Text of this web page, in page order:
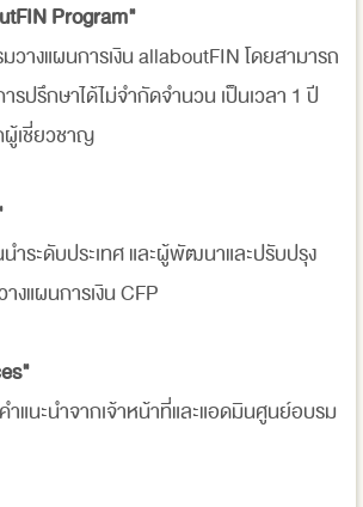
Program"
วางแผนการเงิน allaboutFIN โดยสามารถ
รปรึกษาได้ไม่จำกัดจำนวน เป็นเวลา 1 ปี
เชี่ยวชาญ
ระดับประเทศ และผู้พัฒนาและปรับปรุง
งแผนการเงิน CFP
แนะนำจากเจ้าหน้าที่และแอดมินศูนย์อบรม